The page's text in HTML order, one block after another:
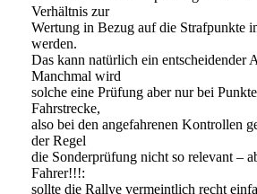
Verhältnis zur
Wertung in Bezug auf die Strafpunkte
werden.
Das kann natürlich ein entscheidender
Manchmal wird
solche eine Prüfung aber nur bei
Fahrstrecke,
also bei den angefahrenen Kontrollen
der Regel
die Sonderprüfung nicht so relevant –
Fahrer!!!:
sollte die Rallye vermeintlich recht